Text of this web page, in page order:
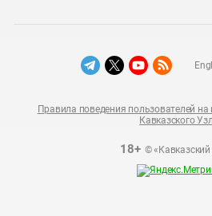
18+© «Кавказский
Правила поведения пользователей на
Кавказского